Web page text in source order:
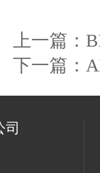
上一篇：
下一篇：